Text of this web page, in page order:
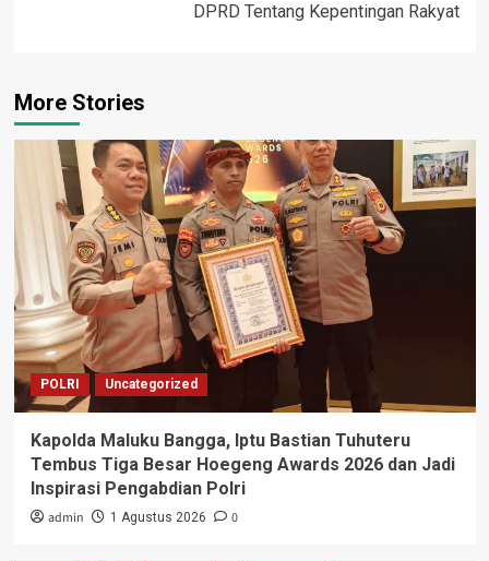
DPRD Tentang Kepentingan Rakyat
More Stories
POLRI Uncategorized
Kapolda Maluku Bangga, Iptu Bastian Tuhuteru
Tembus Tiga Besar Hoegeng Awards 2026 dan Jadi
Inspirasi Pengabdian Polri
admin 1 Agustus 2026 0